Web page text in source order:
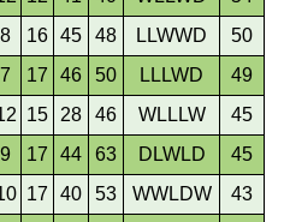
8 16 45 48 LLWWD
50
7 17 46 50 LLLWD
49
15 28 46 WLLLW
45
9 17 44 63 DLWLD
45
17 40 53 WWLDW
43